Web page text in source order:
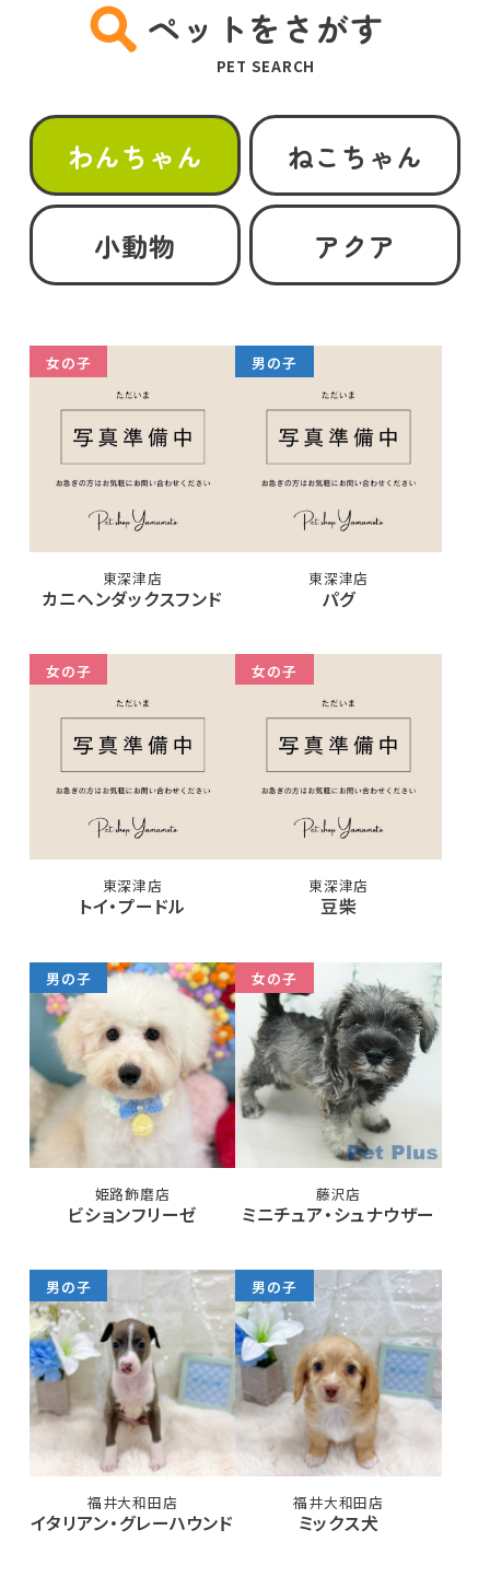
ペットをさがす
PET SEARCH
わんちゃん ねこちゃん
小動物 アクア
女の子
東深津店
カニヘンダックスフンド
男の子
東深津店
パグ
女の子
東深津店
トイ・プードル
女の子
東深津店
豆柴
男の子
姫路飾磨店
ビションフリーゼ
女の子
藤沢店
ミニチュア・シュナウザー
男の子
福井大和田店
イタリアン・グレーハウンド
男の子
福井大和田店
ミックス犬